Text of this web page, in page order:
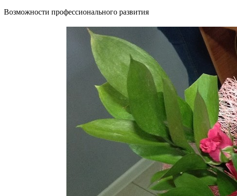
Возможности профессионального развития